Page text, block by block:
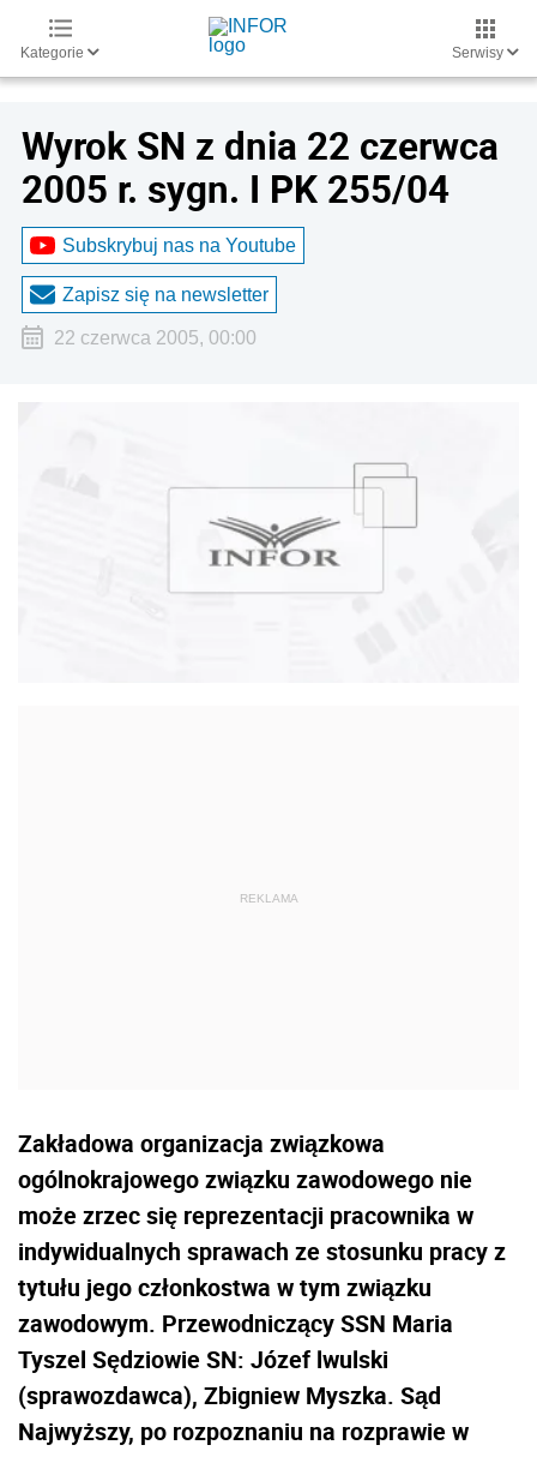
Kategorie Serwisy
Wyrok SN z dnia 22 czerwca
2005 r. sygn. I PK 255/04
Subskrybuj nas na Youtube
Zapisz się na newsletter
22 czerwca 2005, 00:00
Zakładowa organizacja związkowa
ogólnokrajowego związku zawodowego nie
może zrzec się reprezentacji pracownika w
indywidualnych sprawach ze stosunku pracy z
tytułu jego członkostwa w tym związku
zawodowym. Przewodniczący SSN Maria
Tyszel Sędziowie SN: Józef lwulski
(sprawozdawca), Zbigniew Myszka. Sąd
Najwyższy, po rozpoznaniu na rozprawie w